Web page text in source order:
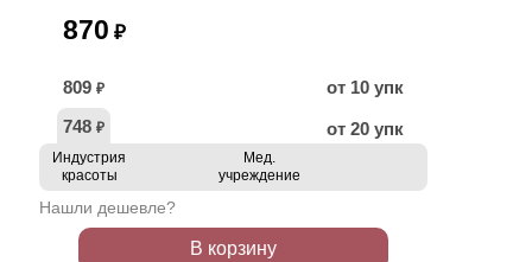
870 ₽
809 ₽
от 10 упк
748 ₽ от 20 упк
Индустрия
красоты
Мед.
учреждение
Нашли дешевле?
В корзину